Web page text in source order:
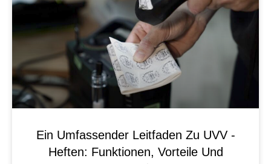
Ein Umfassender Leitfaden Zu UVV -
Heften: Funktionen, Vorteile Und